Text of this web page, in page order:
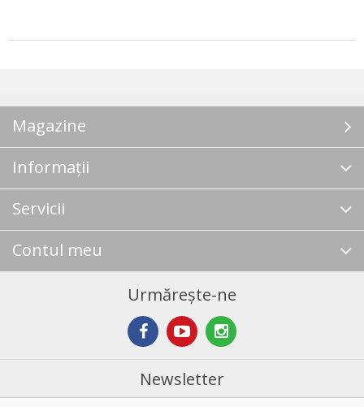
Magazine
Informații
Servicii
Contul meu
Urmărește-ne
Newsletter